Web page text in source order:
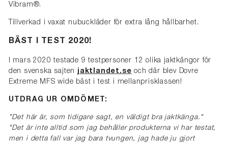
Vibram®.
Tillverkad i vaxat nubuckläder för extra lång hållbarhet.
BÄST I TEST 2020!
I mars 2020 testade 9 testpersoner 12 olika jaktkängor för
den svenska sajten
jaktlandet.se och där blev Dovre
Extreme MFS wide bäst i test i mellanprisklassen!
UTDRAG UR OMDÖMET:
"Det här är, som tidigare sagt, en väldigt bra jaktkänga."
"Det är inte alltid som jag behåller produkterna vi har testat,
men i detta fall var jag bara tvungen, jag hade ju gjort